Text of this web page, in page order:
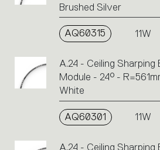
Brushed Silver
AQ60315 11W
A.24 - Ceiling Sharping
Module - 24° -
White
AQ60301 11W
A.24 - Ceiling Sharping